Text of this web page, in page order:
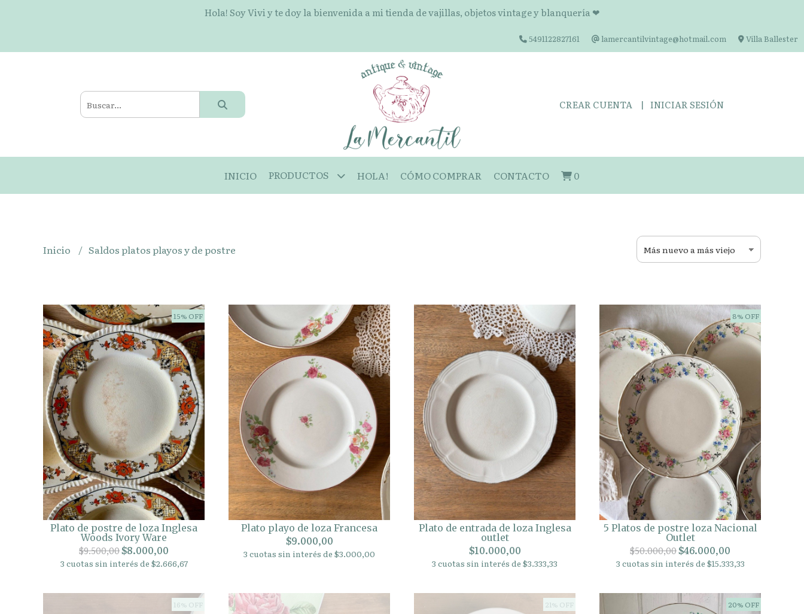
Hola! Soy Vivi y te doy la bienvenida a mi tienda de vajillas, objetos vintage y blanquería ❤
5491122827161 lamercantilvintage@hotmail.com Villa Ballester
CREAR CUENTA INICIAR SESIÓN
INICIO PRODUCTOS HOLA! CÓMO COMPRAR CONTACTO 0
Inicio Saldos platos playos y de postre
15% OFF
Plato de postre de loza Inglesa
Woods Ivory Ware
$9.500,00$8.000,00
3 cuotas sin interés de $2.666,67
Plato playo de loza Francesa
$9.000,00
3 cuotas sin interés de $3.000,00
Plato de entrada de loza Inglesa
outlet
$10.000,00
3 cuotas sin interés de $3.333,33
8% OFF
5 Platos de postre loza Nacional
Outlet
$50.000,00$46.000,00
3 cuotas sin interés de $15.333,33
16% OFF 21% OFF 20% OFF